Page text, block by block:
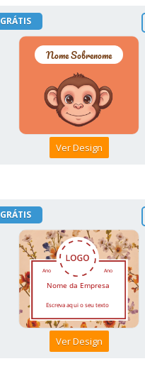
GRÁTIS
Ver Design
GRÁTIS
Ver Design